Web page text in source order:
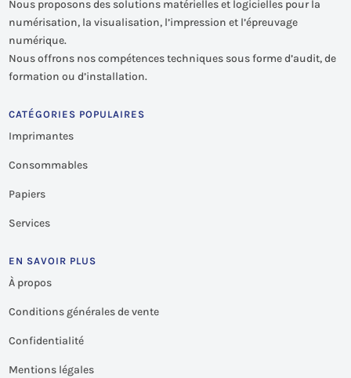
Nous proposons des solutions matérielles et logicielles pour la
numérisation, la visualisation, l’impression et l’épreuvage
numérique.
Nous offrons nos compétences techniques sous forme d’audit, de
formation ou d’installation.
CATÉGORIES POPULAIRES
Imprimantes
Consommables
Papiers
Services
EN SAVOIR PLUS
À propos
Conditions générales de vente
Confidentialité
Mentions légales